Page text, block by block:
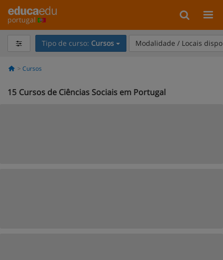
portugal
Tipo de curso: Cursos Modalidade / Locais
Cursos
15 Cursos de Ciências Sociais em Portugal